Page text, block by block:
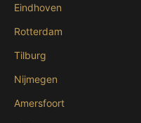
Eindhoven
Rotterdam
Tilburg
Nijmegen
Amersfoort